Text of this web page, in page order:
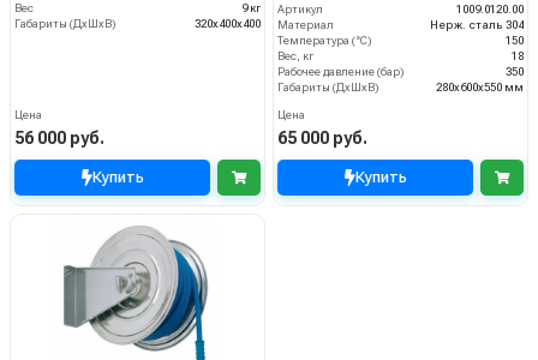
Вес
9 кг
Габариты (ДхШхВ)
320x400x400
Цена
56 000 руб.
Купить
Артикул
1009.0120.00
Материал
Нерж. сталь 304
Температура (°C)
150
Вес, кг
18
Рабочее давление (бар)
350
Габариты (ДхШхВ)
280x600x550 мм
Цена
65 000 руб.
Купить